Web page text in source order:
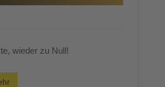
wieder zu Null!